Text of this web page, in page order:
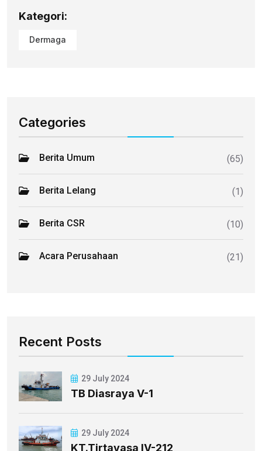
Kategori:
Dermaga
Categories
Berita Umum (65)
Berita Lelang (1)
Berita CSR (10)
Acara Perusahaan (21)
Recent Posts
29 July 2024
TB Diasraya V-1
29 July 2024
KT.Tirtayasa IV-212